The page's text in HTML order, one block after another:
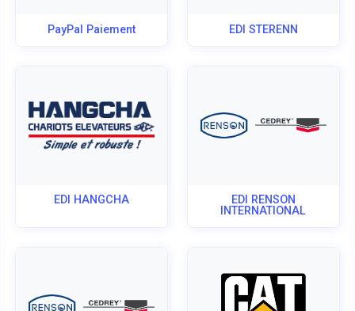
PayPal Paiement EDI STERENN
EDI HANGCHA
EDI RENSON
INTERNATIONAL